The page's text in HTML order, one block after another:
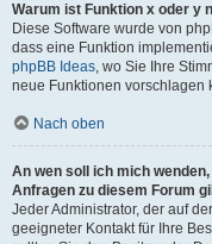
Warum ist Funktion x oder y
Diese Software wurde von
dass eine Funktion
phpBB Ideas, wo Sie Ihre
neue Funktionen vorschlagen
Nach oben
An wen soll ich mich
Anfragen zu diesem Forum
Jeder Administrator, der auf
geeigneter Kontakt für Ihre